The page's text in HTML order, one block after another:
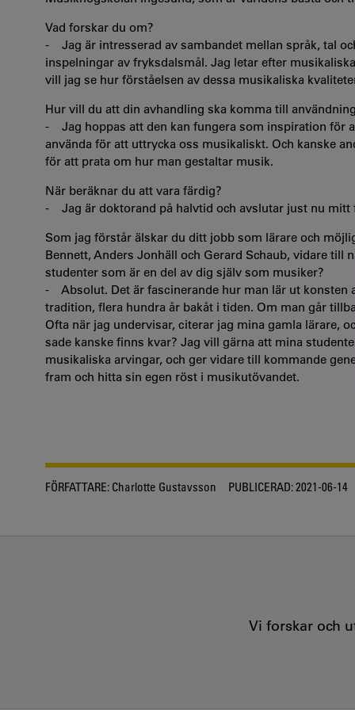
Vad forskar du om?
- Jag är intresserad av sambandet mellan språk, tal
inspelningar av fryksdalsmål. Jag letar efter
vill jag se hur förståelsen av dessa musikaliska
Hur vill du att din avhandling ska komma till
- Jag hoppas att den kan fungera som inspiration för
använda för att uttrycka oss musikaliskt. Och kanske
för att prata om hur man gestaltar musik.
När beräknar du att vara färdig?
- Jag är doktorand på halvtid och avslutar just nu mitt
Som jag förstår älskar du ditt jobb som lärare och
Bennett, Anders Jonhäll och Gerard Schaub, vidare till
studenter som är en del av dig själv som musiker?
- Absolut. Det är fascinerande hur man lär ut konsten
tradition, flera hundra år bakåt i tiden. Om man går
Ofta när jag undervisar, citerar jag mina gamla lärare,
sade kanske finns kvar? Jag vill gärna att mina
musikaliska arvingar, och ger vidare till kommande
fram och hitta sin egen röst i musikutövandet.
FÖRFATTARE: Charlotte Gustavsson PUBLICERAD:2021-06-14
Vi forskar och